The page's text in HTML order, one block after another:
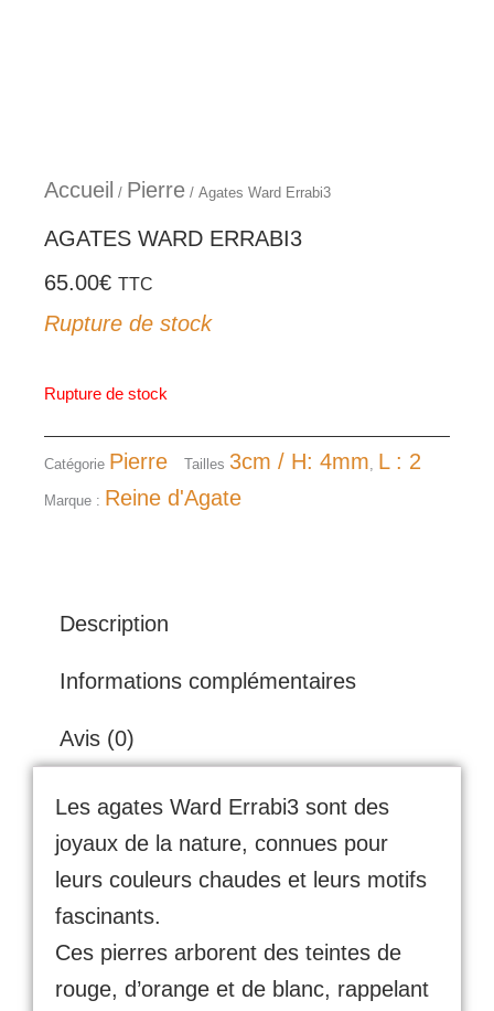
Accueil / Pierre / Agates Ward Errabi3
AGATES WARD ERRABI3
65.00€ TTC
Rupture de stock
Rupture de stock
Catégorie Pierre Tailles 3cm / H: 4mm, L : 2
Marque : Reine d'Agate
Description
Informations complémentaires
Avis (0)
Les agates Ward Errabi3 sont des
joyaux de la nature, connues pour
leurs couleurs chaudes et leurs motifs
fascinants.
Ces pierres arborent des teintes de
rouge, d’orange et de blanc, rappelant